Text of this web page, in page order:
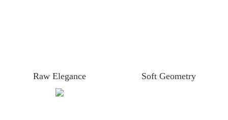
Raw Elegance Soft Geometry